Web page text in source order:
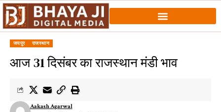
जयपुर राजस्थान
आज 31 दिसंबर का राजस्थान मंडी भाव
Aakash Agarwal